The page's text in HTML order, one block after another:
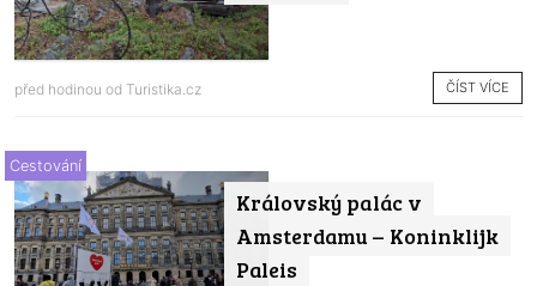
před hodinou od Turistika.cz ČÍST VÍCE
Královský palác v
Amsterdamu – Koninklijk
Paleis
Cestování